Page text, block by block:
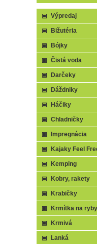
Výpredaj
Bižutéria
Bójky
Čistá voda
Darčeky
Dáždniky
Háčiky
Chladničky
Impregnácia
Kajaky Feel
Kemping
Kobry, rakety
Krabičky
Krmítka na ryby
Krmivá
Lanká